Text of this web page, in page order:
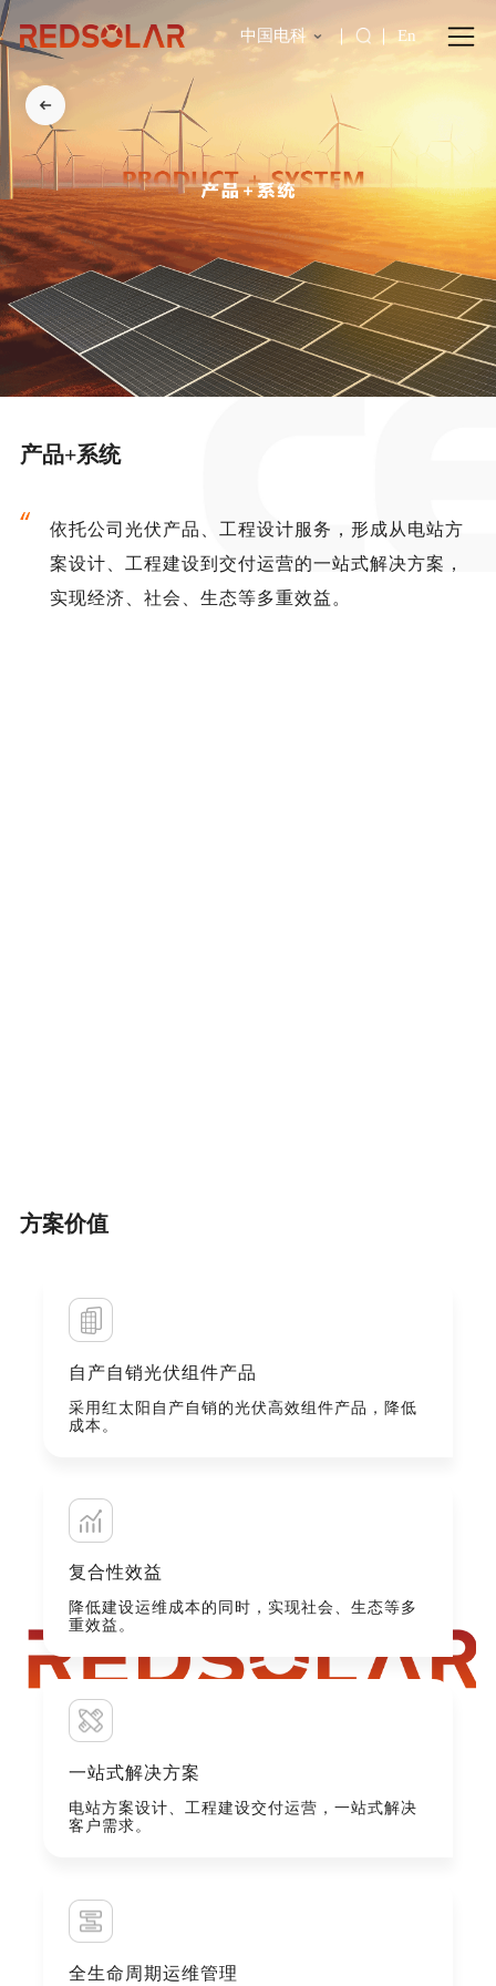
中国电科 En
产品+系统
依托公司光伏产品、工程设计服务，形成从电站方
案设计、工程建设到交付运营的一站式解决方案，
实现经济、社会、生态等多重效益。
方案价值
自产自销光伏组件产品
采用红太阳自产自销的光伏高效组件产品，降低
成本。
复合性效益
降低建设运维成本的同时，实现社会、生态等多
重效益。
一站式解决方案
电站方案设计、工程建设交付运营，一站式解决
客户需求。
全生命周期运维管理